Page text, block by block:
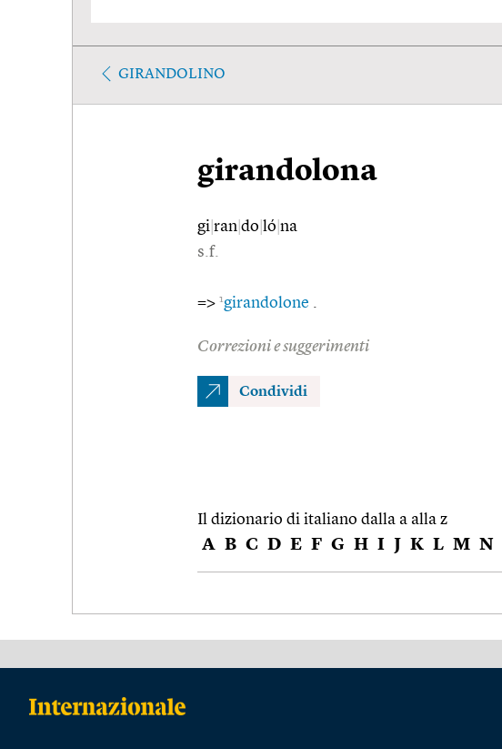
GIRANDOLINO
girandolona
gi ran do ló na
s.f.
=> 1girandolone .
Correzioni e suggerimenti
Condividi
Il dizionario di italiano dalla a alla z
A B C D E F G H I J K L M N